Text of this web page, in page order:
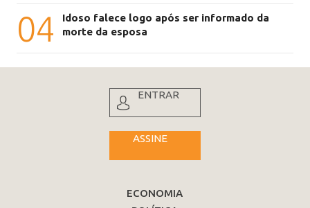
04
Idoso falece logo após ser informado da
morte da esposa
ENTRAR
ASSINE
ECONOMIA